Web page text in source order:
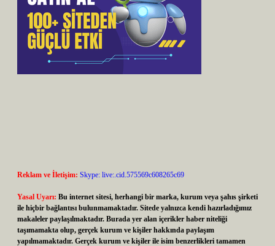
Reklam ve İletişim: Skype: live:.cid.575569c608265c69
Yasal Uyarı: Bu internet sitesi, herhangi bir marka, kurum veya şahıs şirketi
ile hiçbir bağlantısı bulunmamaktadır. Sitede yalnızca kendi hazırladığımız
makaleler paylaşılmaktadır. Burada yer alan içerikler haber niteliği
taşımamakta olup, gerçek kurum ve kişiler hakkında paylaşım
yapılmamaktadır. Gerçek kurum ve kişiler ile isim benzerlikleri tamamen